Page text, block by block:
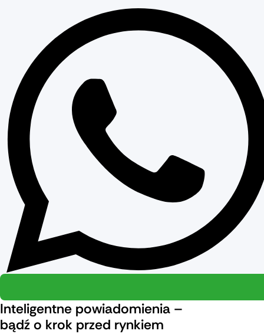
Inteligentne powiadomienia –
bądź o krok przed rynkiem